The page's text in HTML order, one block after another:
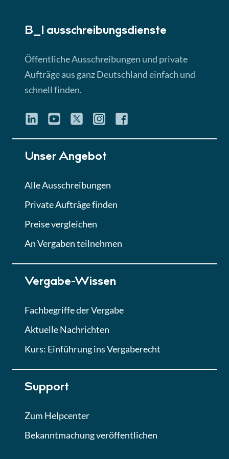
Lektion 3
► 4:31 Min
Quiz
Eignung im Vergabeverfahren
Lektion 6
Abgabe von Angeboten
Lektion
Lektion 7
Finales Quiz
B_I ausschreibungs­dienste
Öffentliche Ausschreibungen und private
Aufträge aus ganz Deutschland einfach und
schnell finden.
Unser Angebot
Alle Ausschreibungen
Private Aufträge finden
Preise vergleichen
An Vergaben teilnehmen
Vergabe-Wissen
Fachbegriffe der Vergabe
Aktuelle Nachrichten
Kurs: Einführung ins Vergaberecht
Support
Zum Helpcenter
Bekanntmachung veröffentlichen